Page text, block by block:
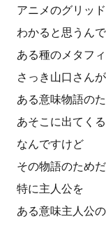
アニメのグリッ
わかると思うん
ある種のメタフ
さっき山口さん
ある意味物語の
あそこに出てく
なんですけど
その物語のため
特に主人公を
ある意味主人公